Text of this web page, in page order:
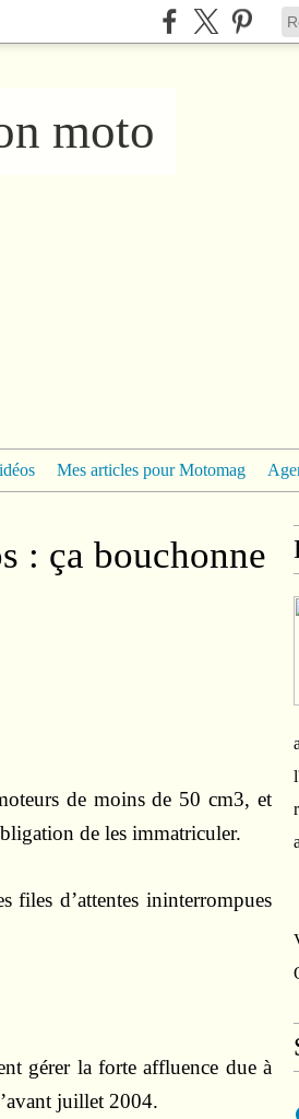
moto
Mes articles pour Motomag
: ça bouchonne
de moins de 50 cm3, et
de les immatriculer.
files d’attentes ininterrompues
gérer la forte affluence due à
juillet 2004.